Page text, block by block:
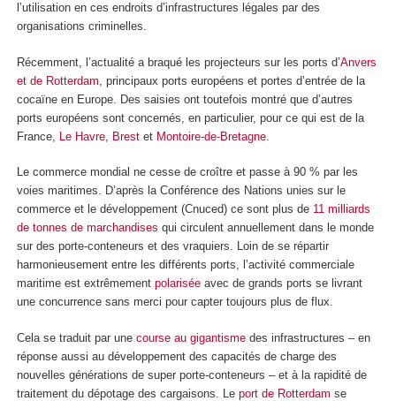
l’utilisation en ces endroits d’infrastructures légales par des
organisations criminelles.
Récemment, l’actualité a braqué les projecteurs sur les ports d’Anvers
et de Rotterdam , principaux ports européens et portes d’entrée de la
cocaïne en Europe. Des saisies ont toutefois montré que d’autres
ports européens sont concernés, en particulier, pour ce qui est de la
France, Le Havre Brest et Montoire-de-Bretagne
Le commerce mondial ne cesse de croître et passe à 90 % par les
voies maritimes. D’après la Conférence des Nations unies sur le
commerce et le développement (Cnuced) ce sont plus de 11 milliards
de tonnes de marchandises qui circulent annuellement dans le monde
sur des porte-conteneurs et des vraquiers. Loin de se répartir
harmonieusement entre les différents ports, l’activité commerciale
maritime est extrêmement polarisée avec de grands ports se livrant
une concurrence sans merci pour capter toujours plus de flux.
Cela se traduit par une course au gigantisme des infrastructures – en
réponse aussi au développement des capacités de charge des
nouvelles générations de super porte-conteneurs – et à la rapidité de
traitement du dépotage des cargaisons. Le port de Rotterdam se